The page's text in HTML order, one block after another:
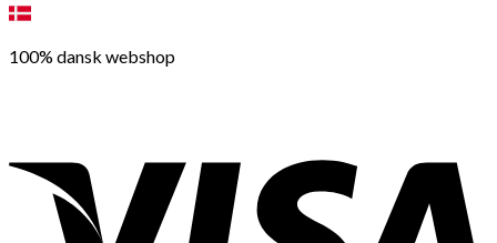
100% dansk webshop